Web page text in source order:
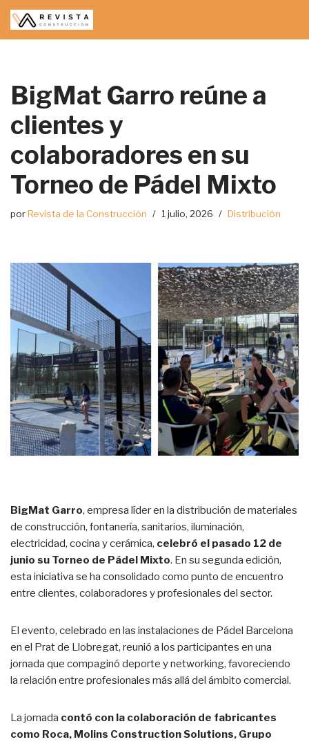
Saltar
BigMat Garro reúne a
clientes y
colaboradores en su
Torneo de Pádel Mixto
porRevista de la Construcción 1 julio, 2026 Distribución
BigMat Garro, empresa líder en la distribución de materiales
de construcción, fontanería, sanitarios, iluminación,
electricidad, cocina y cerámica, celebró el pasado 12 de
junio su Torneo de Pádel Mixto. En su segunda edición,
esta iniciativa se ha consolidado como punto de encuentro
entre clientes, colaboradores y profesionales del sector.
El evento, celebrado en las instalaciones de Pádel Barcelona
en el Prat de Llobregat, reunió a los participantes en una
jornada que compaginó deporte y networking, favoreciendo
la relación entre profesionales más allá del ámbito comercial.
La jornada contó con la colaboración de fabricantes
como Roca, Molins Construction Solutions, Grupo